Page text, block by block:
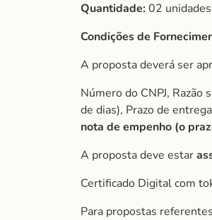
Quantidade:02 unidades
Condições de
A proposta deverá ser
Número do CNPJ,
de dias), Prazo de
nota de empenho (o
A proposta deve estar
Certificado Digital com
Para propostas